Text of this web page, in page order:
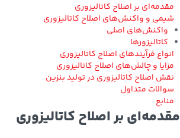
مقدمه‌ای بر اصلاح کاتالیزوری
شیمی و واکنش‌های اصلاح کاتالیزوری
واکنش‌های اصلی
کاتالیزورها
انواع فرآیندهای اصلاح کاتالیزوری
مزایا و چالش‌های اصلاح کاتالیزوری
نقش اصلاح کاتالیزوری در تولید بنزین
سوالات متداول
منابع
مقدمه‌ای بر اصلاح کاتالیزوری